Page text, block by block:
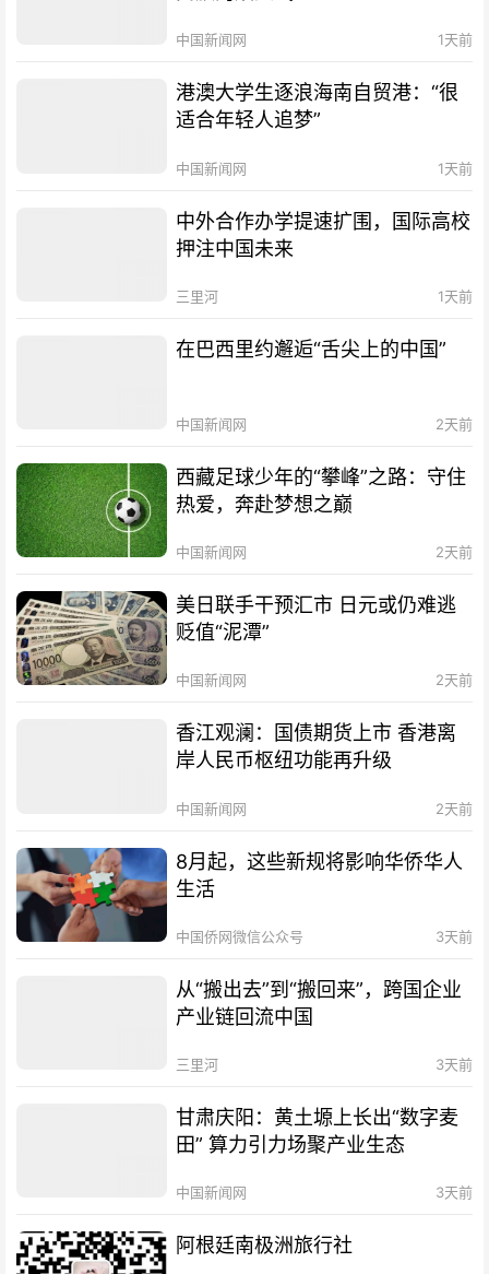
中国新闻网 1天前
港澳大学生逐浪海南自贸港：“很
适合年轻人追梦”
中国新闻网 1天前
中外合作办学提速扩围，国际高校
押注中国未来
三里河 1天前
在巴西里约邂逅“舌尖上的中国”
中国新闻网 2天前
西藏足球少年的“攀峰”之路：守住
热爱，奔赴梦想之巅
中国新闻网 2天前
美日联手干预汇市 日元或仍难逃
贬值“泥潭”
中国新闻网 2天前
香江观澜：国债期货上市 香港离
岸人民币枢纽功能再升级
中国新闻网 2天前
8月起，这些新规将影响华侨华人
生活
中国侨网微信公众号 3天前
从“搬出去”到“搬回来”，跨国企业
产业链回流中国
三里河 3天前
甘肃庆阳：黄土塬上长出“数字麦
田” 算力引力场聚产业生态
中国新闻网 3天前
阿根廷南极洲旅行社